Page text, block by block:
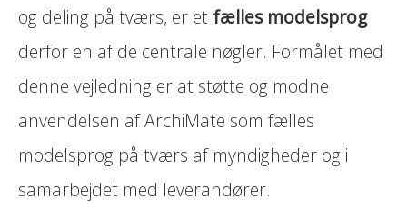
og deling på tværs, er et fælles modelsprog
derfor en af de centrale nøgler. Formålet med
denne vejledning er at støtte og modne
anvendelsen af ArchiMate som fælles
modelsprog på tværs af myndigheder og i
samarbejdet med leverandører.